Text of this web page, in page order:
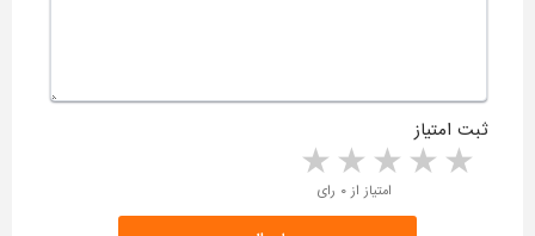
ثبت امتیاز
4 stars 3 stars 2 stars 1 star امتیاز از ۰ رای